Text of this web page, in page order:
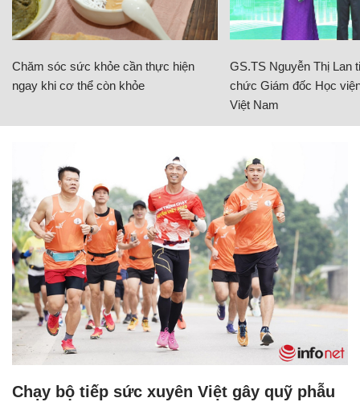
Chăm sóc sức khỏe cần thực hiện
ngay khi cơ thể còn khỏe
GS.TS Nguyễn Thị Lan
chức Giám đốc Học
Việt Nam
Chạy bộ tiếp sức xuyên Việt gây quỹ phẫu